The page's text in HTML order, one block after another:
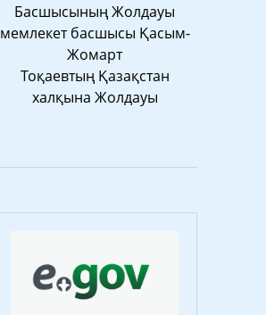
Басшысының Жолдауы
мемлекет басшысы Қасым-
Жомарт
Тоқаевтың Қазақстан
халқына Жолдауы